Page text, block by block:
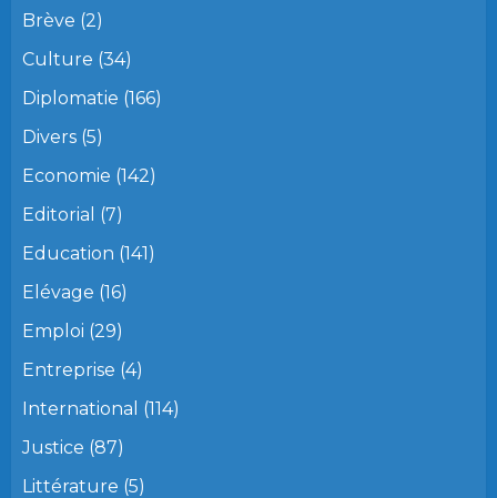
Brève (2)
Culture (34)
Diplomatie (166)
Divers (5)
Economie (142)
Editorial (7)
Education (141)
Elévage (16)
Emploi (29)
Entreprise (4)
International (114)
Justice (87)
Littérature (5)